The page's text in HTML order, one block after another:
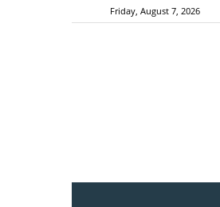
Friday, August 7, 2026